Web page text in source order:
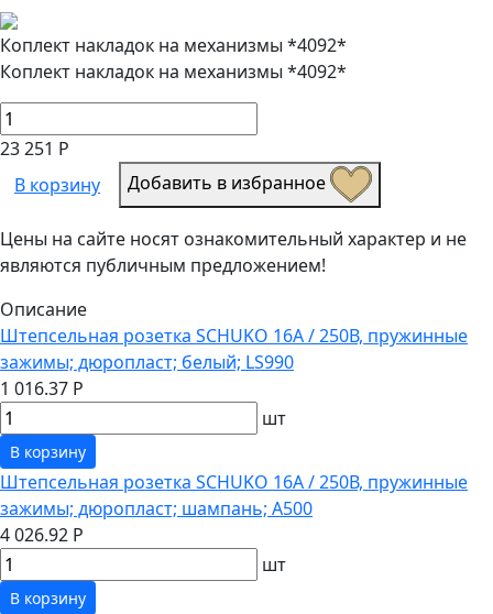
Коплект накладок на механизмы *4092*
Коплект накладок на механизмы *4092*
23 251 Р
В корзину
Добавить в избранное
Цены на сайте носят ознакомительный характер и не
являются публичным предложением!
Описание
Штепсельная розетка SCHUKO 16А / 250В, пружинные
зажимы; дюропласт; белый; LS990
1 016.37 Р
шт
В корзину
Штепсельная розетка SCHUKO 16А / 250В, пружинные
зажимы; дюропласт; шампань; A500
4 026.92 Р
шт
В корзину